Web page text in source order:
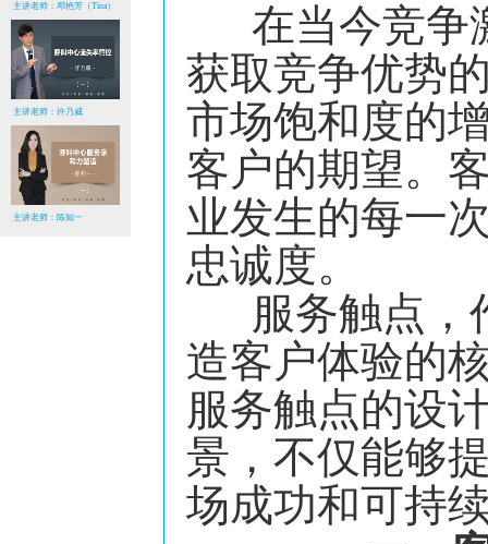
主讲老师：邓艳芳（Tina）
主讲老师：许乃威
主讲老师：陈知一
在当今竞争
获取竞争优势
市场饱和度的
客户的期望。
业发生的每一
忠诚度。
服务触点，
造客户体验的
服务触点的设
景，不仅能够
场成功和可持